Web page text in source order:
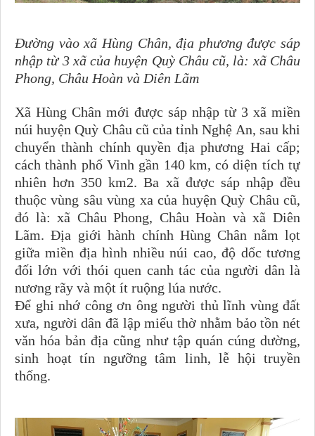
Đường vào xã Hùng Chân, địa phương được sáp
nhập từ 3 xã của huyện Quỳ Châu cũ, là: xã Châu
Phong, Châu Hoàn và Diên Lãm
Xã Hùng Chân mới được sáp nhập từ 3 xã miền
núi huyện Quỳ Châu cũ của tỉnh Nghệ An, sau khi
chuyển thành chính quyền địa phương Hai cấp;
cách thành phố Vinh gần 140 km, có diện tích tự
nhiên hơn 350 km2. Ba xã được sáp nhập đều
thuộc vùng sâu vùng xa của huyện Quỳ Châu cũ,
đó là: xã Châu Phong, Châu Hoàn và xã Diên
Lãm. Địa giới hành chính Hùng Chân nằm lọt
giữa miền địa hình nhiều núi cao, độ dốc tương
đối lớn với thói quen canh tác của người dân là
nương rãy và một ít ruộng lúa nước.
Để ghi nhớ công ơn ông người thủ lĩnh vùng đất
xưa, người dân đã lập miếu thờ nhằm bảo tồn nét
văn hóa bản địa cũng như tập quán cúng dường,
sinh hoạt tín ngưỡng tâm linh, lễ hội truyền
thống.